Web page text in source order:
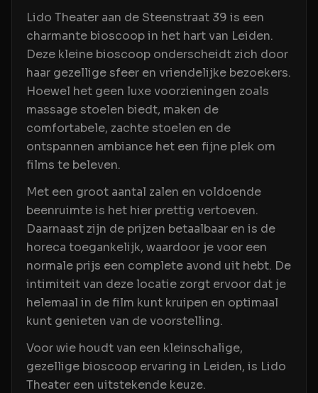
Lido Theater aan de Steenstraat 39 is een
charmante bioscoop in het hart van Leiden.
Deze kleine bioscoop onderscheidt zich door
haar gezellige sfeer en vriendelijke bezoekers.
Hoewel het geen luxe voorzieningen zoals
massage stoelen biedt, maken de
comfortabele, zachte stoelen en de
ontspannen ambiance het een fijne plek om
films te beleven.
Met een groot aantal zalen en voldoende
beenruimte is het hier prettig vertoeven.
Daarnaast zijn de prijzen betaalbaar en is de
horeca toegankelijk, waardoor je voor een
normale prijs een complete avond uit hebt. De
intimiteit van deze locatie zorgt ervoor dat je
helemaal in de film kunt kruipen en optimaal
kunt genieten van de voorstelling.
Voor wie houdt van een kleinschalige,
gezellige bioscoop ervaring in Leiden, is Lido
Theater een uitstekende keuze.